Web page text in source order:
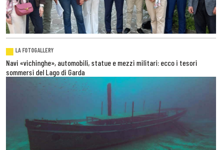
LA FOTOGALLERY
Navi «vichinghe», automobili, statue e mezzi militari: ecco i tesori
sommersi del Lago di Garda